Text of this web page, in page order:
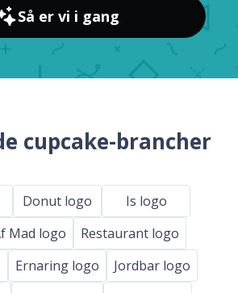
Så er vi i gang
cupcake-brancher
Donut logo
Is logo
Mad logo
Restaurant logo
Ernaring logo
Jordbar logo